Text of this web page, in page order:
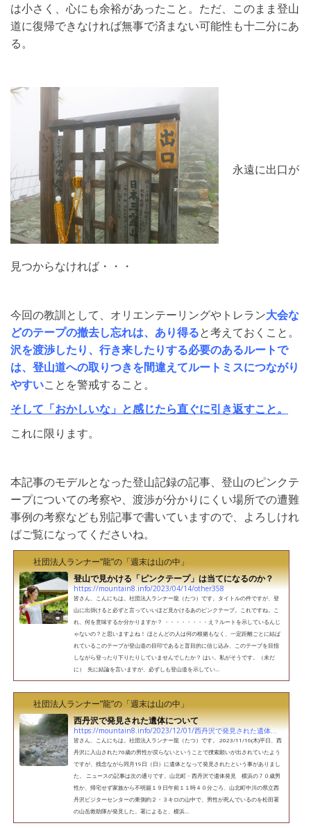
は小さく、心にも余裕があったこと。ただ、このまま登山
道に復帰できなければ無事で済まない可能性も十二分にあ
る。
永遠に出口が
見つからなければ・・・
今回の教訓として、オリエンテーリングやトレラン大会な
どのテープの撤去し忘れは、あり得ると考えておくこと。
沢を渡渉したり、行き来したりする必要のあるルートで
は、登山道への取りつきを間違えてルートミスにつながり
やすいことを警戒すること。
そして「おかしいな」と感じたら直ぐに引き返すこと。
これに限ります。
本記事のモデルとなった登山記録の記事、登山のピンクテ
ープについての考察や、渡渉が分かりにくい場所での遭難
事例の考察なども別記事で書いていますので、よろしけれ
ばご覧になってくださいね。
社団法人ランナー”龍”の「週末は山の中」
登山で見かける「ピンクテープ」は当てになるのか？
https://mountain8.info/2023/04/14/other358
皆さん、こんにちは。社団法人ランナー龍（たつ）です。タイトルの件ですが、登
山に出掛けると必ずと言っていいほど見かけるあのピンクテープ。これですね。こ
れ、何を意味するか分かりますか？ ・・・・・・・・え？ルートを示しているんじ
ゃないの？と思いますよね！ ほとんどの人は何の根拠もなく、一定距離ごとに結ば
れているこのテープが登山道の目印であると盲目的に信じ込み、このテープを目指
しながら登ったり下りたりしていませんでしたか？ はい。私がそうです。（未だ
に） 先に結論を言いますが、必ずしも登山道を示してい...
社団法人ランナー”龍”の「週末は山の中」
西丹沢で発見された遺体について
https://mountain8.info/2023/12/01/西丹沢で発見された遺体について
皆さん、こんにちは。社団法人ランナー龍（たつ）です。 2023/11/16(木)平日、西
丹沢に入山された70歳の男性が戻らないということで捜索願いが出されていたよう
ですが、残念ながら同月19日（日）に遺体となって発見されたという事がありまし
た。 ニュースの記事は次の通りです。山北町・西丹沢で遺体発見 横浜の７０歳男
性か、帰宅せず家族から不明届１９日午前１１時４０分ごろ、山北町中川の県立西
丹沢ビジターセンターの東側約２・３キロの山中で、男性が死んでいるのを松田署
の山岳救助隊が発見した。署によると、横浜...